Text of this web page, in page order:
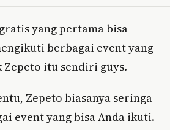
yang pertama bisa
berbagai event yang
itu sendiri guys.
Zepeto biasanya seringa
event yang bisa Anda ikuti.